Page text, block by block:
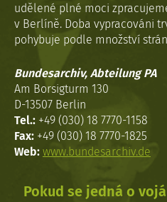
udělené plné moci
v Berlíně. Doba vypracováni
pohybuje podle množství
Bundesarchiv, Abteilung PA
Am Borsigturm 130
D-13507 Berlin
Tel.: +49 (030) 18 7770-1158
Fax: +49 (030) 18 7770-1825
Web: www.bundesarchiv.de
Pokud se jedná o